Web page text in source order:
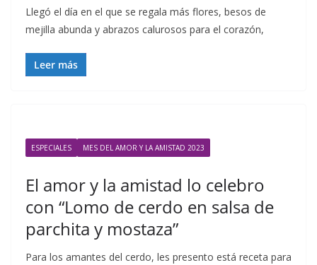
Llegó el día en el que se regala más flores, besos de
mejilla abunda y abrazos calurosos para el corazón,
Leer más
ESPECIALES MES DEL AMOR Y LA AMISTAD 2023
El amor y la amistad lo celebro
con “Lomo de cerdo en salsa de
parchita y mostaza”
Para los amantes del cerdo, les presento está receta para